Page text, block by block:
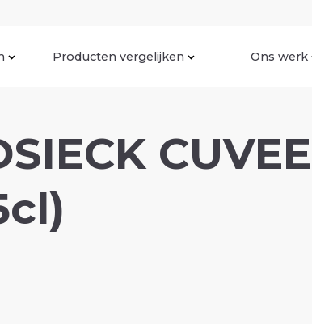
Producten vergelijken Ons werk